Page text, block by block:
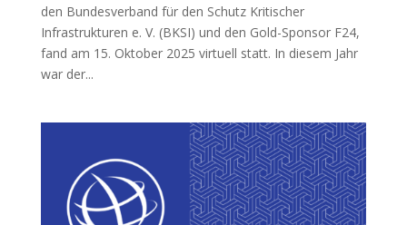
den Bundesverband für den Schutz Kritischer
Infrastrukturen e. V. (BKSI) und den Gold-Sponsor F24,
fand am 15. Oktober 2025 virtuell statt. In diesem Jahr
war der...